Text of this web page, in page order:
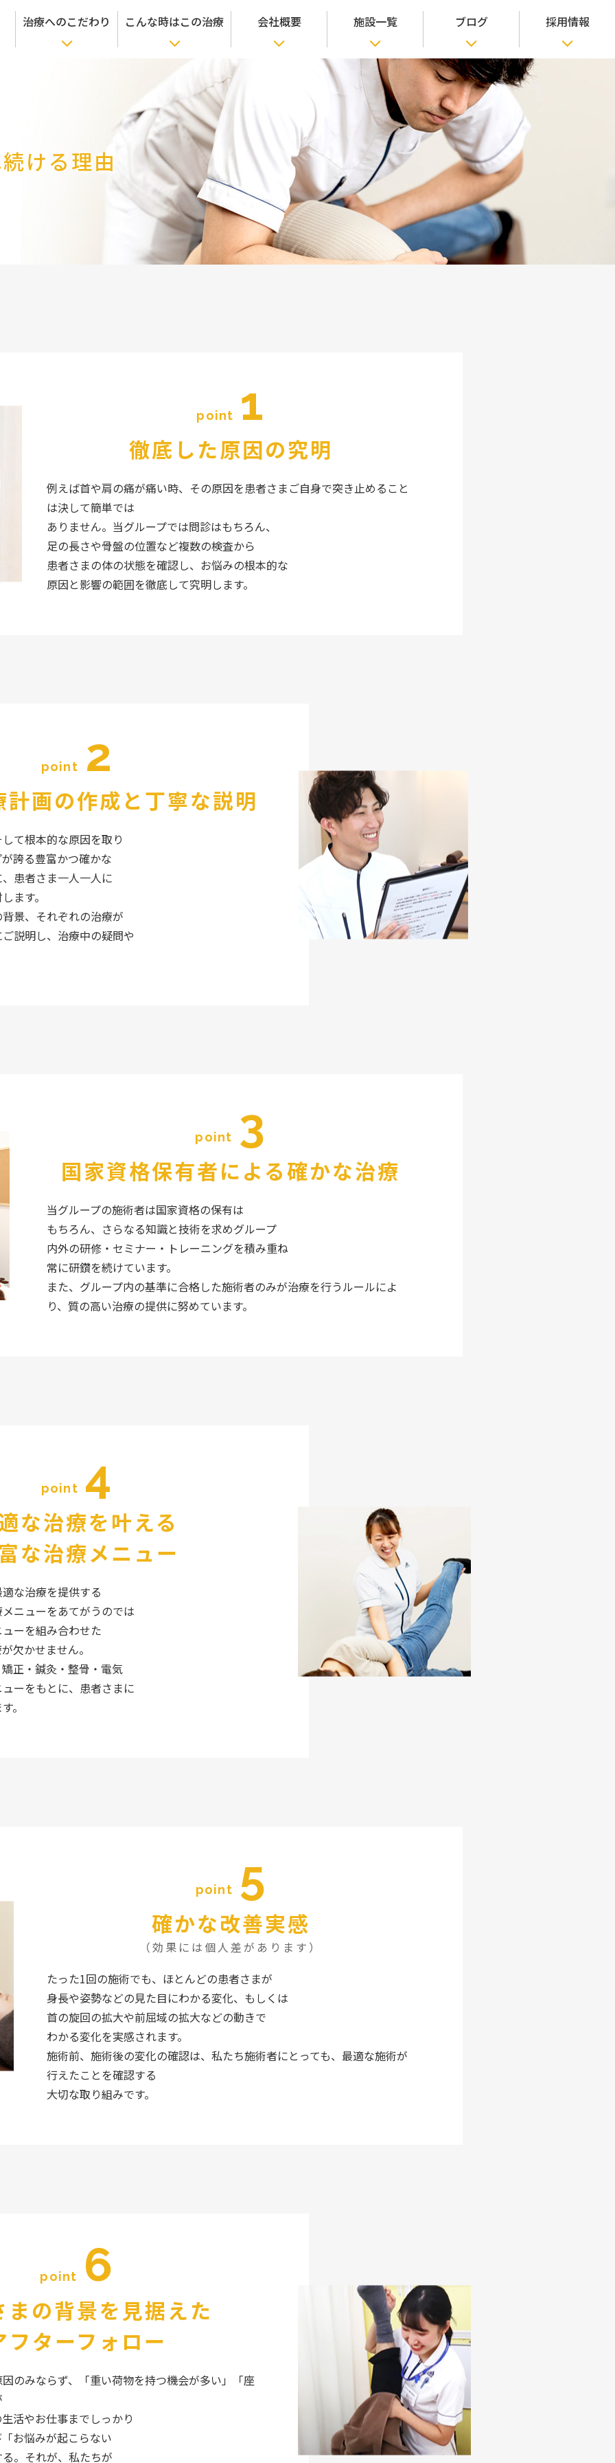
治療へのこだわり こんな時はこの治療 会社概要 施設一覧 ブログ 採用情報
ける理由
point 1
徹底した原因の究明
例えば首や肩の痛が痛い時、その原因を患者さまご自身で突き止めること
は決して簡単では
ありません。当グループでは問診はもちろん、
足の長さや骨盤の位置など複数の検査から
患者さまの体の状態を確認し、お悩みの根本的な
原因と影響の範囲を徹底して究明します。
point 2
画の作成と丁寧な説明
て根本的な原因を取り
誇る豊富かつ確かな
患者さま一人一人に
ます。
景、それぞれの治療が
説明し、治療中の疑問や
point 3
国家資格保有者による確かな治療
当グループの施術者は国家資格の保有は
もちろん、さらなる知識と技術を求めグループ
内外の研修・セミナー・トレーニングを積み重ね
常に研鑽を続けています。
また、グループ内の基準に合格した施術者のみが治療を行うルールによ
り、質の高い治療の提供に努めています。
point 4
な治療を叶える
な治療メニュー
な治療を提供する
ニューをあてがうのでは
ーを組み合わせた
欠かせません。
正・鍼灸・整骨・電気
ーをもとに、患者さまに
。
point 5
確かな改善実感
（効果には個人差があります）
たった1回の施術でも、ほとんどの患者さまが
身長や姿勢などの見た目にわかる変化、もしくは
首の旋回の拡大や前屈域の拡大などの動きで
わかる変化を実感されます。
施術前、施術後の変化の確認は、私たち施術者にとっても、最適な施術が
行えたことを確認する
大切な取り組みです。
point 6
まの背景を見据えた
フターフォロー
のみならず、「重い荷物を持つ機会が多い」「座
活やお仕事までしっかり
お悩みが起こらない
。それが、私たちが